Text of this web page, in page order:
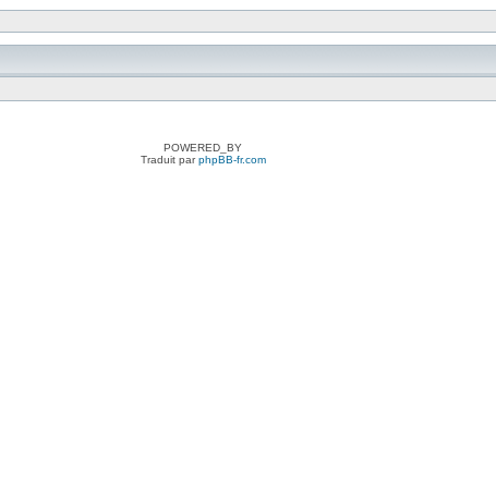
POWERED_BY
Traduit parphpBB-fr.com